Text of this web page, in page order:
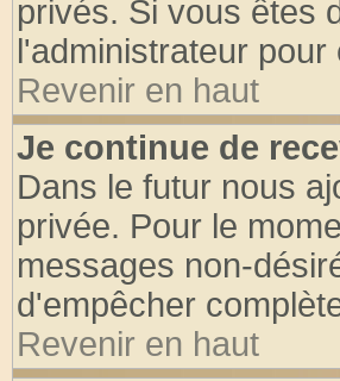
privés. Si vous êtes
l'administrateur
Revenir en haut
Je continue de
Dans le futur nous
privée. Pour le
messages non-
d'empêcher
Revenir en haut